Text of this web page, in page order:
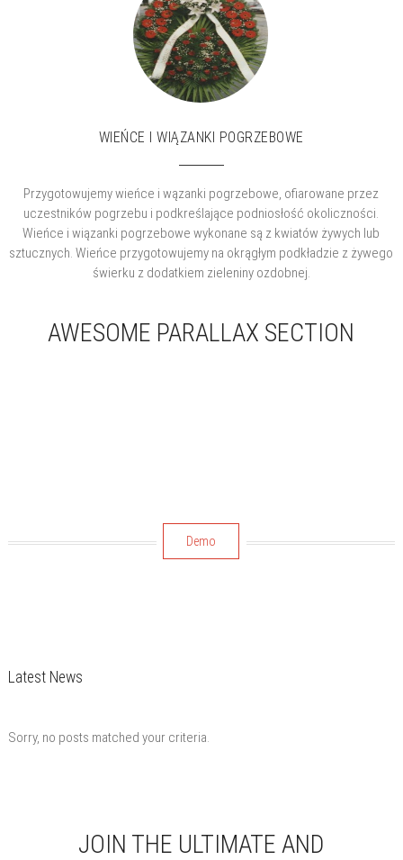
WIEŃCE I WIĄZANKI POGRZEBOWE
Przygotowujemy wieńce i wązanki pogrzebowe, ofiarowane przez
uczestników pogrzebu i podkreślające podniosłość okoliczności.
Wieńce i wiązanki pogrzebowe wykonane są z kwiatów żywych lub
sztucznych. Wieńce przygotowujemy na okrągłym podkładzie z żywego
świerku z dodatkiem zieleniny ozdobnej.
AWESOME PARALLAX SECTION
Demo
Latest News
Sorry, no posts matched your criteria.
JOIN THE ULTIMATE AND